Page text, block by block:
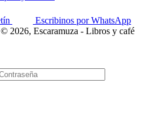
Escribinos por WhatsApp
2026, Escaramuza - Libros y café